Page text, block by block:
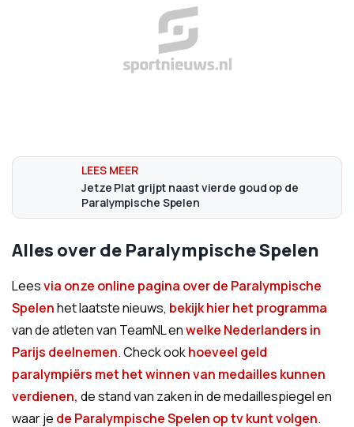
Jetze Plat grijpt naast vierde goud op de
Paralympische Spelen
Alles over de Paralympische Spelen
Leesvia onze online pagina over de Paralympische
Spelenhet laatste nieuws, bekijk hier het programma
van de atleten van TeamNL enwelke Nederlanders in
Parijs deelnemen. Check ookhoeveel geld
paralympiërs met het winnen van medailles kunnen
verdienen, de stand van zaken in de medaillespiegel en
waar je de Paralympische Spelen op tv kunt volgen.